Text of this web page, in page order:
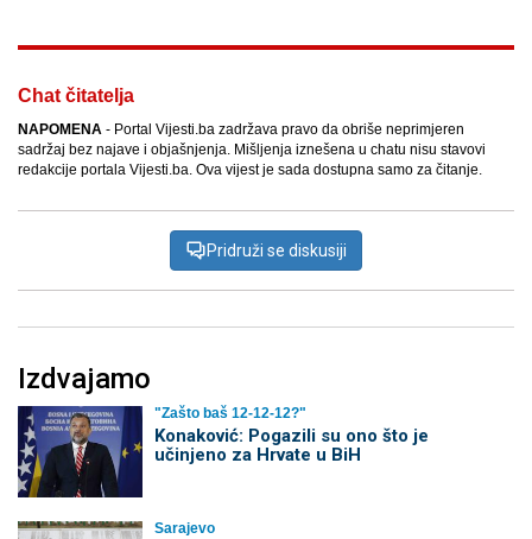
Chat čitatelja
NAPOMENA - Portal Vijesti.ba zadržava pravo da obriše neprimjeren
sadržaj bez najave i objašnjenja. Mišljenja iznešena u chatu nisu stavovi
redakcije portala Vijesti.ba. Ova vijest je sada dostupna samo za čitanje.
Pridruži se diskusiji
Izdvajamo
"Zašto baš 12-12-12?"
Konaković: Pogazili su ono što je
učinjeno za Hrvate u BiH
Sarajevo